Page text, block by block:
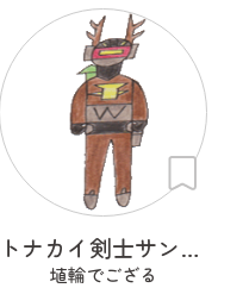
トナカイ剣士サンタＣＲＯＳＳ
埴輪でござる